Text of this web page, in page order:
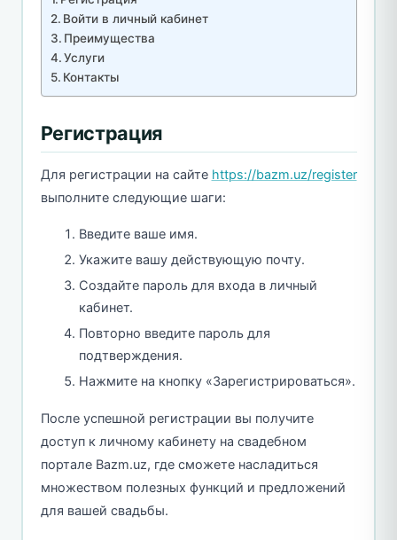
Войти в личный кабинет
Преимущества
Услуги
Контакты
Регистрация
Для регистрации на сайте https://bazm.uz/register
выполните следующие шаги:
Введите ваше имя.
Укажите вашу действующую почту.
Создайте пароль для входа в личный
кабинет.
Повторно введите пароль для
подтверждения.
Нажмите на кнопку «Зарегистрироваться».
После успешной регистрации вы получите
доступ к личному кабинету на свадебном
портале Bazm.uz, где сможете насладиться
множеством полезных функций и предложений
для вашей свадьбы.